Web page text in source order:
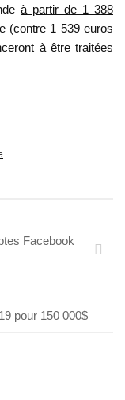
à partir de 1 388
(contre 1 539 euros
à être traitées
Facebook
pour 150 000$